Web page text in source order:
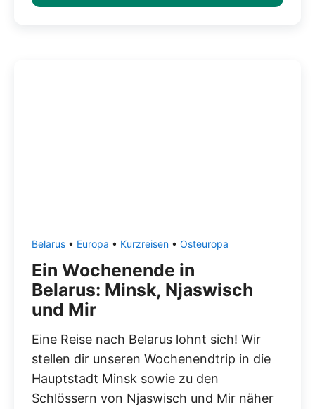
Belarus • Europa • Kurzreisen • Osteuropa
Ein Wochenende in
Belarus: Minsk, Njaswisch
und Mir
Eine Reise nach Belarus lohnt sich! Wir
stellen dir unseren Wochenendtrip in die
Hauptstadt Minsk sowie zu den
Schlössern von Njaswisch und Mir näher